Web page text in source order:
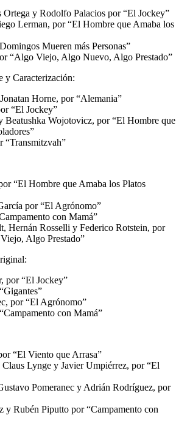
Ortega y Rodolfo Palacios por “El Jockey”
Lerman, por “El Hombre que Amaba los
Mueren más Personas”
“Algo Viejo, Algo Nuevo, Algo Prestado”
y Caracterización:
Horne, por “Alemania”
“El Jockey”
Beatushka Wojotovicz, por “El Hombre que
“Transmitzvah”
“El Hombre que Amaba los Platos
por “El Agrónomo”
con Mamá”
Hernán Rosselli y Federico Rotstein, por
Algo Prestado”
por “El Jockey”
por “El Agrónomo”
con Mamá”
“El Viento que Arrasa”
Lynge y Javier Umpiérrez, por “El
Pomeranec y Adrián Rodríguez, por
y Rubén Piputto por “Campamento con